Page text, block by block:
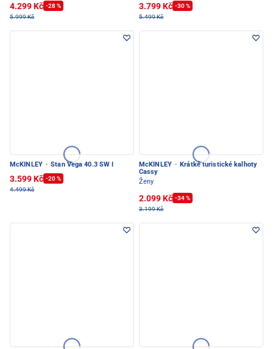
4.299 Kč -28 %
5.999 Kč
3.799 Kč -30 %
5.499 Kč
McKINLEY · Stan Vega 40.3 SW I
3.599 Kč -20 %
4.499 Kč
McKINLEY · Krátké turistické kalhoty
Cassy
Ženy
2.099 Kč -34 %
3.199 Kč